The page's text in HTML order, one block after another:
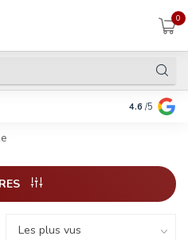
0
Y compris
4.6 /5